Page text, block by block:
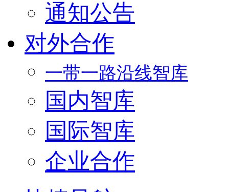
通知公告
对外合作
一带一路沿线智库
国内智库
国际智库
企业合作